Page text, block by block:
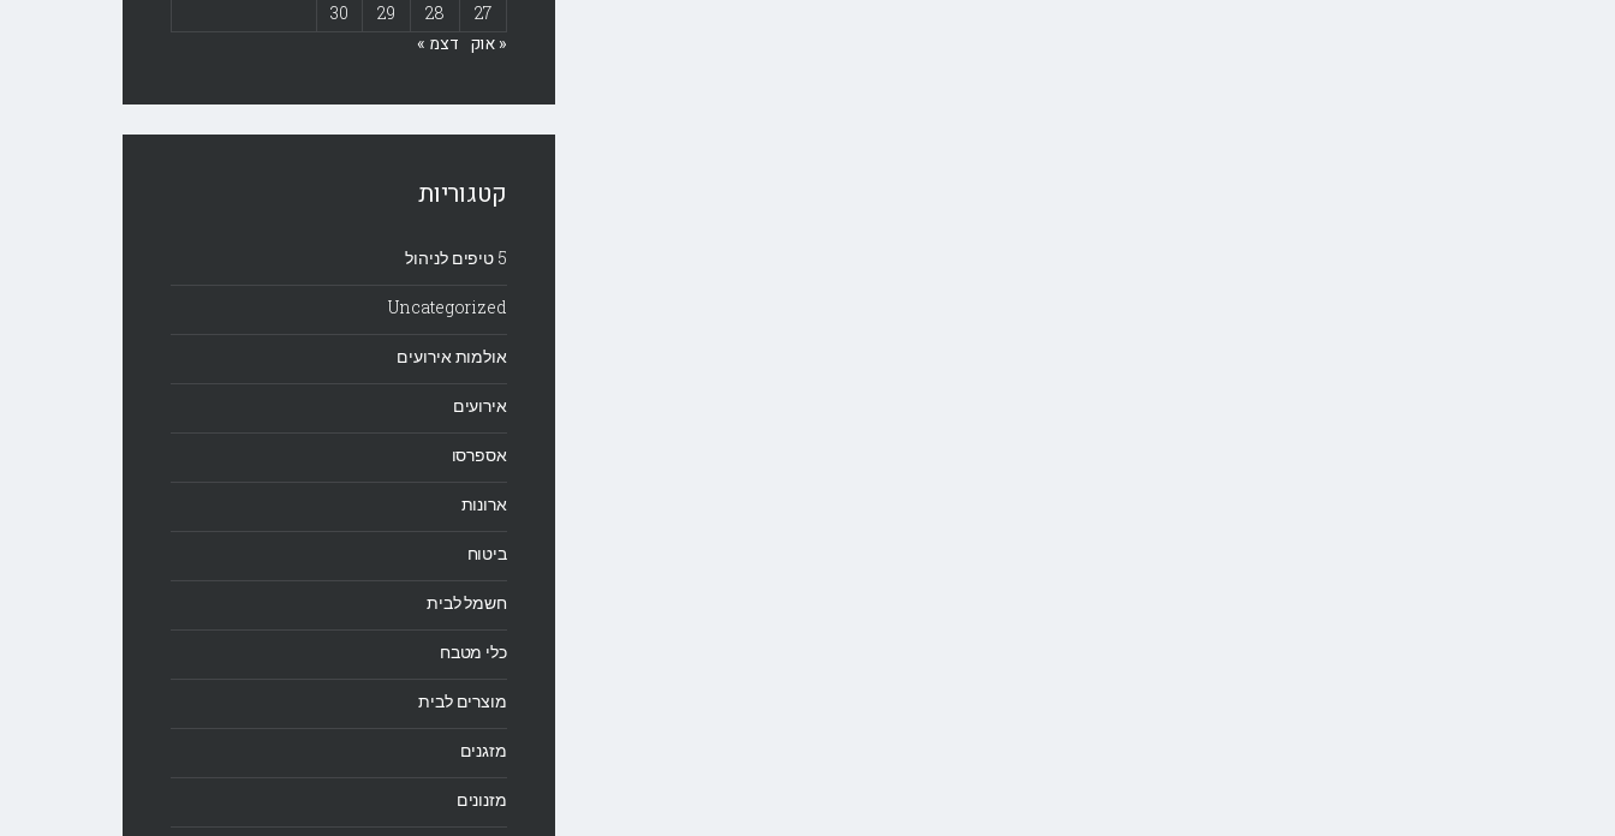
27
28
29
30
« אוק דצמ »
קטגוריות
5 טיפים לניהול
Uncategorized
אולמות אירועים
אירועים
אספרסו
ארונות
ביטוח
חשמל לבית
כלי מטבח
מוצרים לבית
מזגנים
מזנונים